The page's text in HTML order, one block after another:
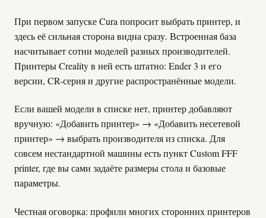
При первом запуске Cura попросит выбрать принтер, и
здесь её сильная сторона видна сразу. Встроенная база
насчитывает сотни моделей разных производителей.
Принтеры Creality в ней есть штатно: Ender 3 и его
версии, CR-серия и другие распространённые модели.
Если вашей модели в списке нет, принтер добавляют
вручную: «Добавить принтер» → «Добавить несетевой
принтер» → выбрать производителя из списка. Для
совсем нестандартной машины есть пункт Custom FFF
printer, где вы сами задаёте размеры стола и базовые
параметры.
Честная оговорка: профили многих сторонних принтеров